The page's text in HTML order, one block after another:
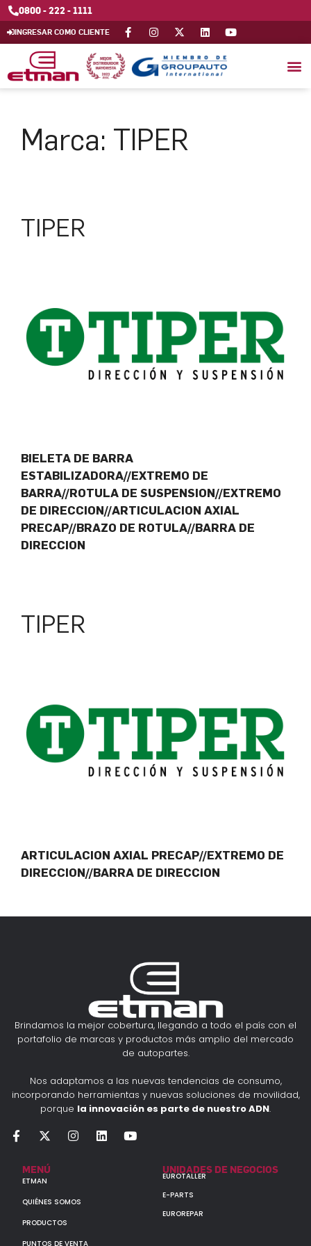
0800 - 222 - 1111
INGRESAR COMO CLIENTE
Marca: TIPER
TIPER
BIELETA DE BARRA
ESTABILIZADORA//EXTREMO DE
BARRA//ROTULA DE SUSPENSION//EXTREMO
DE DIRECCION//ARTICULACION AXIAL
PRECAP//BRAZO DE ROTULA//BARRA DE
DIRECCION
TIPER
ARTICULACION AXIAL PRECAP//EXTREMO DE
DIRECCION//BARRA DE DIRECCION
Brindamos la mejor cobertura, llegando a todo el país con el
portafolio de marcas y productos más amplio del mercado
de autopartes.
Nos adaptamos a las nuevas tendencias de consumo,
incorporando herramientas y nuevas soluciones de movilidad,
porque la innovación es parte de nuestro ADN.
MENÚ
ETMAN
QUIÉNES SOMOS
PRODUCTOS
PUNTOS DE VENTA
UNIDADES DE NEGOCIOS
EUROTALLER
E-PARTS
EUROREPAR